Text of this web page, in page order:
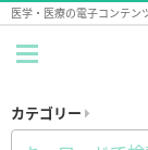
医学・医療の電子コンテン
カテゴリー